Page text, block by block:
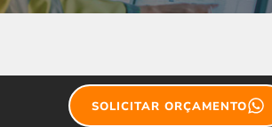
SOLICITAR ORÇAMENTO